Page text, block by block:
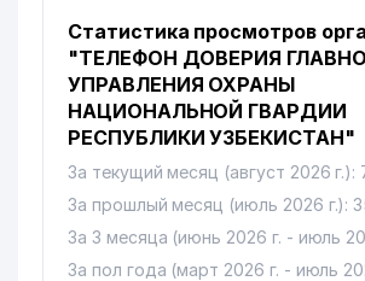
Статистика просмотров
"ТЕЛЕФОН ДОВЕРИЯ
УПРАВЛЕНИЯ ОХРАНЫ
НАЦИОНАЛЬНОЙ ГВАРДИИ
РЕСПУБЛИКИ УЗБЕКИСТАН"
За текущий месяц (август 2026 г.):
За прошлый месяц (июль 2026 г.):
За 3 месяца (июнь 2026 г. - июль
За пол года (март 2026 г. - июль